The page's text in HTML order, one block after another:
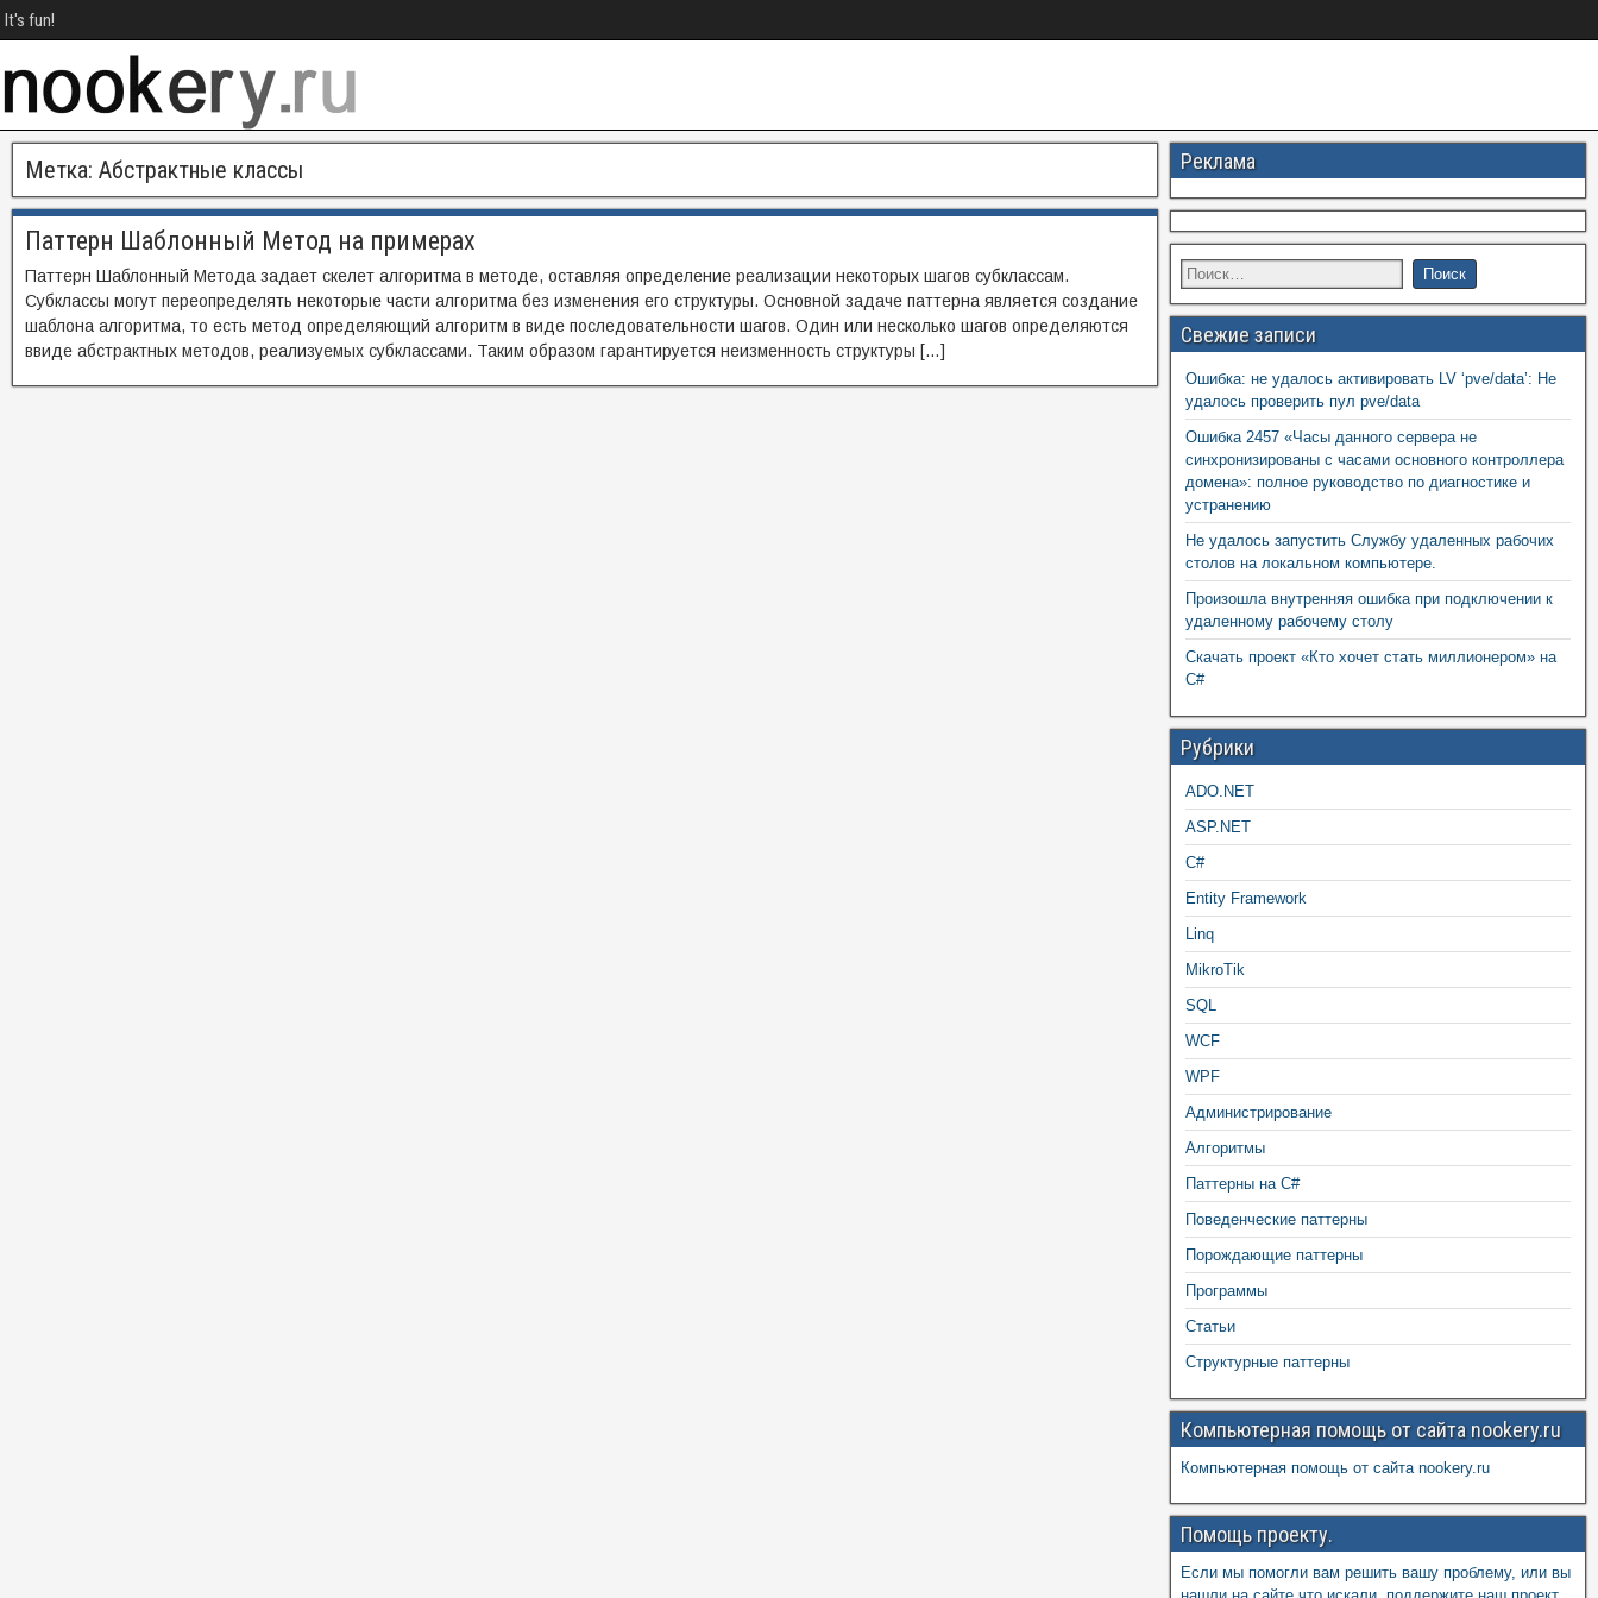
It's fun!
Метка: Абстрактные классы
Паттерн Шаблонный Метод на примерах
Паттерн Шаблонный Метода задает скелет алгоритма в методе, оставляя определение реализации некоторых шагов субклассам.
Субклассы могут переопределять некоторые части алгоритма без изменения его структуры. Основной задаче паттерна является создание
шаблона алгоритма, то есть метод определяющий алгоритм в виде последовательности шагов. Один или несколько шагов определяются
ввиде абстрактных методов, реализуемых субклассами. Таким образом гарантируется неизменность структуры […]
Реклама
Свежие записи
Ошибка: не удалось активировать LV ‘pve/data’: Не
удалось проверить пул pve/data
Ошибка 2457 «Часы данного сервера не
синхронизированы с часами основного контроллера
домена»: полное руководство по диагностике и
устранению
Не удалось запустить Службу удаленных рабочих
столов на локальном компьютере.
Произошла внутренняя ошибка при подключении к
удаленному рабочему столу
Скачать проект «Кто хочет стать миллионером» на
C#
Рубрики
ADO.NET
ASP.NET
C#
Entity Framework
Linq
MikroTik
SQL
WCF
WPF
Администрирование
Алгоритмы
Паттерны на C#
Поведенческие паттерны
Порождающие паттерны
Программы
Статьи
Структурные паттерны
Компьютерная помощь от сайта nookery.ru
Компьютерная помощь от сайта nookery.ru
Помощь проекту.
Если мы помогли вам решить вашу проблему, или вы